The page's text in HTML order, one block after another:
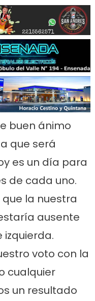
buen ánimo
que será
es un día para
de cada uno.
la nuestra
ausente
izquierda.
voto con la
cualquier
un resultado